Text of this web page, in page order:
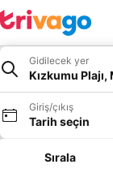
Gidilecek yer
Kızkumu
Giriş/çıkış
Tarih seçin
Sırala